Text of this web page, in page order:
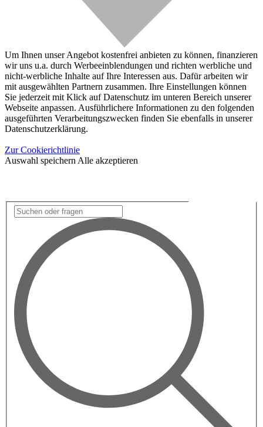
Um Ihnen unser Angebot kostenfrei anbieten zu können, finanzieren
wir uns u.a. durch Werbeeinblendungen und richten werbliche und
nicht-werbliche Inhalte auf Ihre Interessen aus. Dafür arbeiten wir
mit ausgewählten Partnern zusammen. Ihre Einstellungen können
Sie jederzeit mit Klick auf Datenschutz im unteren Bereich unserer
Webseite anpassen. Ausführlichere Informationen zu den folgenden
ausgeführten Verarbeitungszwecken finden Sie ebenfalls in unserer
Datenschutzerklärung.
Zur Cookierichtlinie
Auswahl speichern Alle akzeptieren